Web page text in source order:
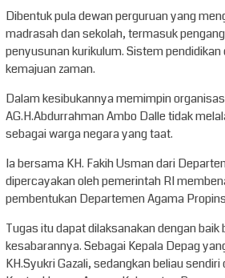
Dibentuk pula dewan perguruan yang
madrasah dan sekolah, termasuk
penyusunan kurikulum. Sistem
kemajuan zaman.
Dalam kesibukannya memimpin
AG.H.Abdurrahman Ambo Dalle tidak
sebagai warga negara yang taat.
Ia bersama KH. Fakih Usman dari
dipercayakan oleh pemerintah RI
pembentukan Departemen Agama
Tugas itu dapat dilaksanakan dengan
kesabarannya. Sebagai Kepala Depag
KH.Syukri Gazali, sedangkan beliau